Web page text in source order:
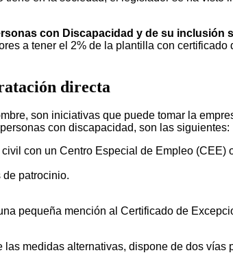
con Discapacidad y de su inclusión
a tener el 2% de la plantilla con
directa
son iniciativas que puede tomar la
con discapacidad, son las siguientes:
con un Centro Especial de Empleo
patrocinio.
pequeña mención al Certificado de
medidas alternativas, dispone de dos